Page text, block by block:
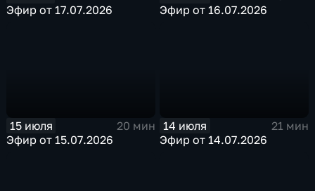
Эфир от 17.07.2026
Эфир от 16.07.2026
15 июля
20 мин
Эфир от 15.07.2026
14 июля
21 мин
Эфир от 14.07.2026